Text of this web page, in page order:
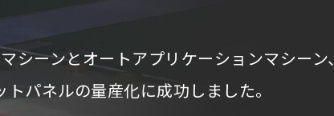
ーンとオートアプリケーションマシーン、
パネルの量産化に成功しました。